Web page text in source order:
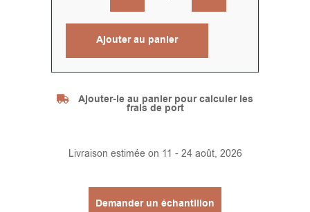
Ajouter au panier
Ajouter-le au panier pour calculer les
frais de port
Livraison estimée on 11 - 24 août, 2026
Demander un échantillon